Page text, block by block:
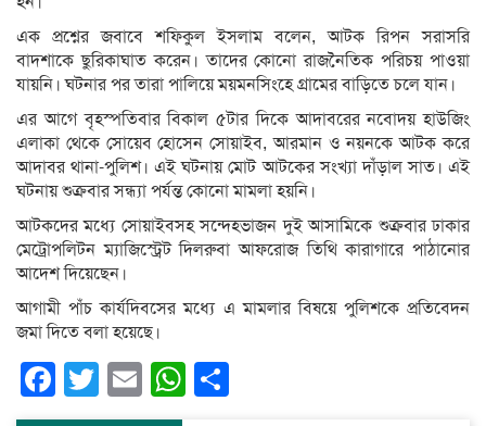
এক প্রশ্নের জবাবে শফিকুল ইসলাম বলেন, আটক রিপন সরাসরি
বাদশাকে ছুরিকাঘাত করেন। তাদের কোনো রাজনৈতিক পরিচয় পাওয়া
যায়নি। ঘটনার পর তারা পালিয়ে ময়মনসিংহে গ্রামের বাড়িতে চলে যান।
এর আগে বৃহস্পতিবার বিকাল ৫টার দিকে আদাবরের নবোদয় হাউজিং
এলাকা থেকে সোয়েব হোসেন সোয়াইব, আরমান ও নয়নকে আটক করে
আদাবর থানা-পুলিশ। এই ঘটনায় মোট আটকের সংখ্যা দাঁড়াল সাত। এই
ঘটনায় শুক্রবার সন্ধ্যা পর্যন্ত কোনো মামলা হয়নি।
আটকদের মধ্যে সোয়াইবসহ সন্দেহভাজন দুই আসামিকে শুক্রবার ঢাকার
মেট্রোপলিটন ম্যাজিস্ট্রেট দিলরুবা আফরোজ তিথি কারাগারে পাঠানোর
আদেশ দিয়েছেন।
আগামী পাঁচ কার্যদিবসের মধ্যে এ মামলার বিষয়ে পুলিশকে প্রতিবেদন
জমা দিতে বলা হয়েছে।
Facebook
Twitter
EmailWhatsApp